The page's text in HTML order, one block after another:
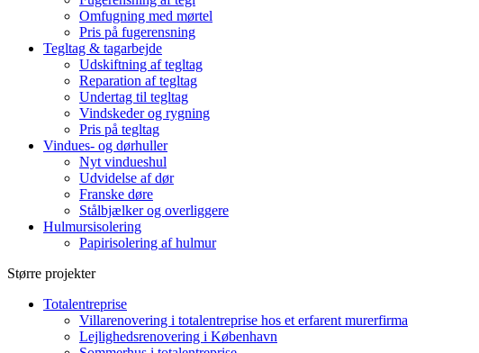
Omfugning med mørtel
Pris på fugerensning
Tegltag & tagarbejde
Udskiftning af tegltag
Reparation af tegltag
Undertag til tegltag
Vindskeder og rygning
Pris på tegltag
Vindues- og dørhuller
Nyt vindueshul
Udvidelse af dør
Franske døre
Stålbjælker og overliggere
Hulmursisolering
Papirisolering af hulmur
Større projekter
Totalentreprise
Villarenovering i totalentreprise hos et erfarent murerfirma
Lejlighedsrenovering i København